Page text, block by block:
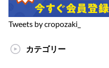
Tweets by cropozaki_
カテゴリー